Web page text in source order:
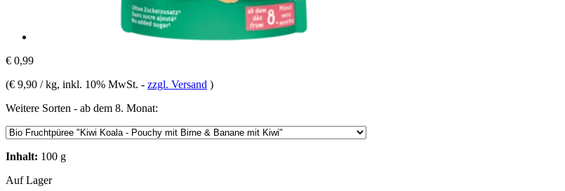
€ 0,99
(€ 9,90 / kg, inkl. 10% MwSt. - zzgl. Versand )
Weitere Sorten - ab dem 8. Monat:
Inhalt: 100 g
Auf Lager